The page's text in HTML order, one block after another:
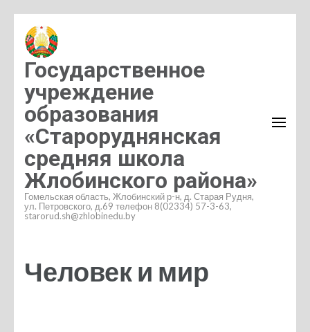
содержимому
(нажмите
Enter)
Государственное
учреждение
образования
«Староруднянская
средняя школа
Жлобинского района»
Гомельская область, Жлобинский р-н, д. Старая Рудня,
ул. Петровского, д.69 телефон 8(02334) 57-3-63,
starorud.sh@zhlobinedu.by
Человек и мир